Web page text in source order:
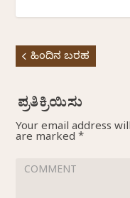
ಹಿಂದಿನ ಬರಹ
Your email address
are marked *